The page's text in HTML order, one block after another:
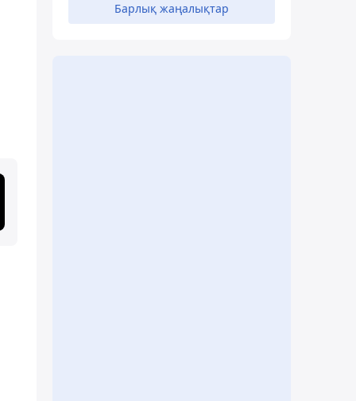
Барлық жаңалықтар